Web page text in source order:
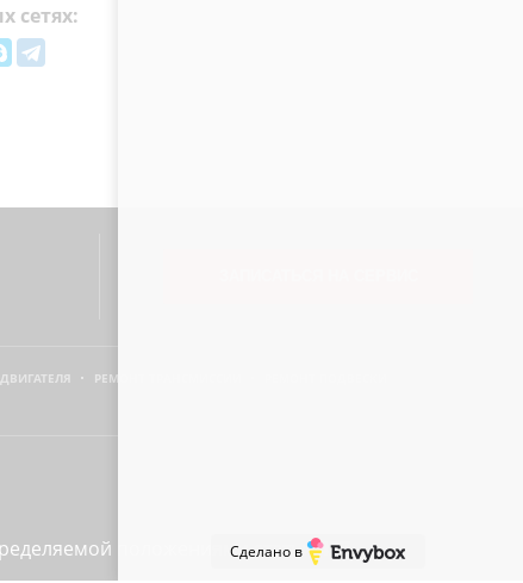
сетях:
РЕМОНТ ТРАНСМИССИИ
положениями статьи 437
Сделано в